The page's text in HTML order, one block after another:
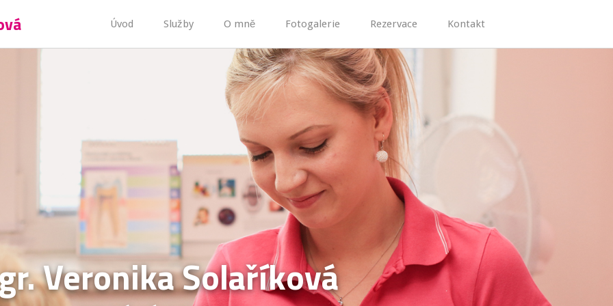
Úvod Služby O mně Fotogalerie Rezervace Kontakt
Veronika Solaříková